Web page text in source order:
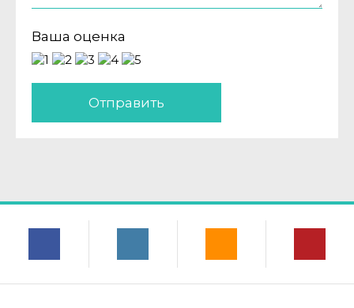
Ваша оценка
Отправить